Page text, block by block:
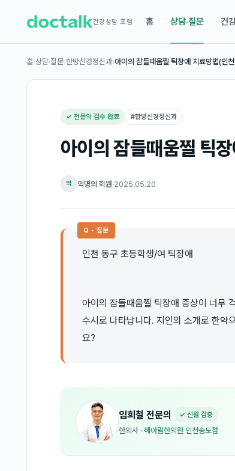
건강상담 포럼 홈 상담·질문 건
홈›상담·질문›한방신경정신과›아이의 잠들때움찔 틱장애 치료방법(인
✓ 전문의 검수 완료 #한방신경정신과
아이의 잠들때움찔 틱
익 익명의 회원·2025.05.20
Q · 질문
인천 동구 초등학생/여 틱장애
아이의 잠들때움찔 틱장애 증상이 너무
수시로 나타납니다. 지인의 소개로 한약
요?
임희철 전문의 ✓ 신원 검증
한의사 · 해아림한의원 인천송도점